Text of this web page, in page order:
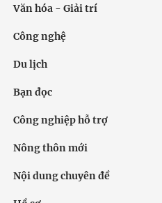
Văn hóa - Giải trí
Công nghệ
Du lịch
Bạn đọc
Công nghiệp hỗ trợ
Nông thôn mới
Nội dung chuyên đề